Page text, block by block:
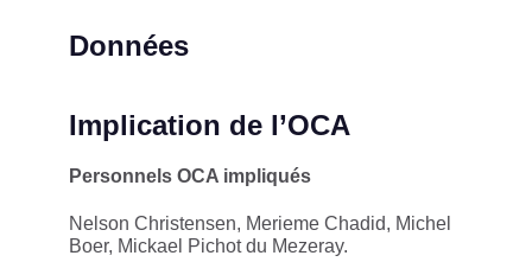
Données
Implication de l’OCA
Personnels OCA impliqués
Nelson Christensen, Merieme Chadid, Michel
Boer, Mickael Pichot du Mezeray.